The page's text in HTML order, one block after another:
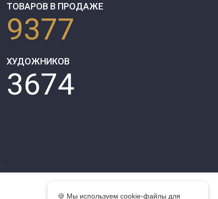
ТОВАРОВ В ПРОДАЖЕ
9377
ХУДОЖНИКОВ
3674
🍪 Мы используем cookie-файлы для